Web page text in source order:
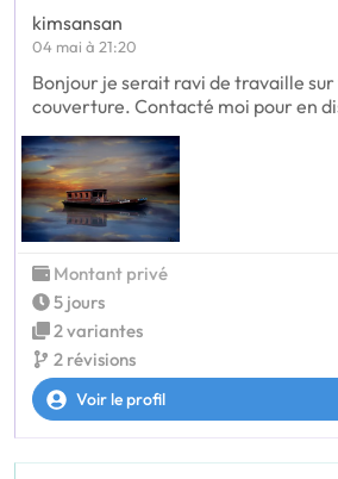
kimsansan
04 mai à 21:20
Bonjour je serait ravi de travaille
couverture. Contacté moi pour en
Montant privé
5 jours
2 variantes
2 révisions
Voir le profil